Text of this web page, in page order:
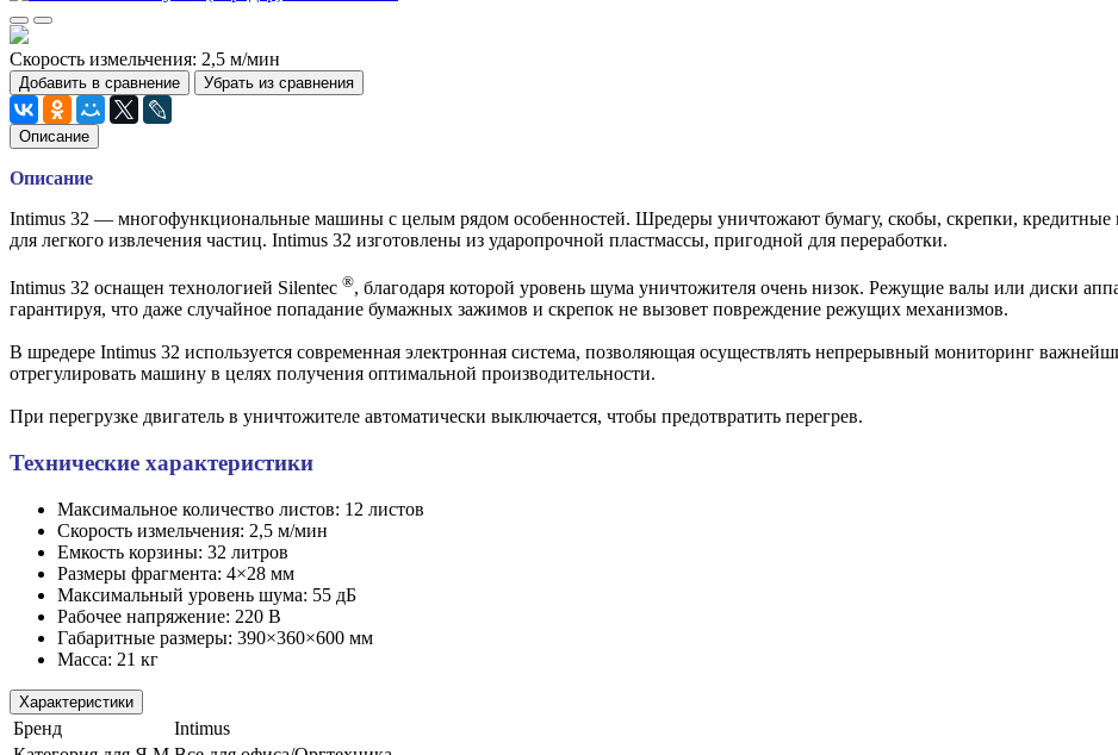
Скорость измельчения: 2,5 м/мин
Добавить в сравнение Убрать из сравнения
Описание
Описание
Intimus 32 — многофункциональные машины с целым рядом особенностей. Шредеры уничтожают бумагу, скобы, скрепки,
для легкого извлечения частиц. Intimus 32 изготовлены из ударопрочной пластмассы, пригодной для переработки.
Intimus 32 оснащен технологией Silentec ®, благодаря которой уровень шума уничтожителя очень низок. Режущие валы или диски
гарантируя, что даже случайное попадание бумажных зажимов и скрепок не вызовет повреждение режущих механизмов.
В шредере Intimus 32 используется современная электронная система, позволяющая осуществлять непрерывный мониторинг
отрегулировать машину в целях получения оптимальной производительности.
При перегрузке двигатель в уничтожителе автоматически выключается, чтобы предотвратить перегрев.
Технические характеристики
Максимальное количество листов: 12 листов
Скорость измельчения: 2,5 м/мин
Емкость корзины: 32 литров
Размеры фрагмента: 4×28 мм
Максимальный уровень шума: 55 дБ
Рабочее напряжение: 220 В
Габаритные размеры: 390×360×600 мм
Масса: 21 кг
Характеристики
Бренд
Intimus